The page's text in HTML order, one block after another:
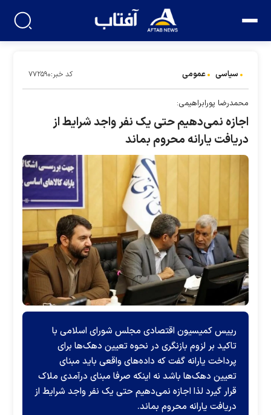
سیاسی عمومی کد خبر:۷۷۲۵۹۰
محمدرضا پورابراهیمی:
اجازه نمی‌دهیم حتی یک نفر واجد شرایط از
دریافت یارانه محروم بماند
رییس کمیسیون اقتصادی مجلس شورای اسلامی با
تاکید بر لزوم بازنگری در نحوه تعیین دهک‌ها برای
پرداخت یارانه گفت که داده‌های واقعی باید مبنای
تعیین دهک‌ها باشد نه اینکه صرفا مبنای درآمدی ملاک
قرار گیرد لذا اجازه نمی‌دهیم حتی یک نفر واجد شرایط از
دریافت یارانه محروم بماند.